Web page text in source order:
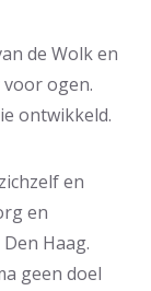
de Wolk en
ogen.
ontwikkeld.
en
en
Haag.
geen doel